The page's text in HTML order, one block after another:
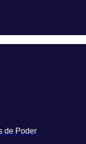
de Poder